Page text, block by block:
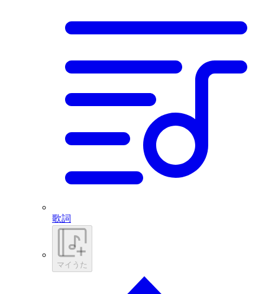
歌詞
マイうた